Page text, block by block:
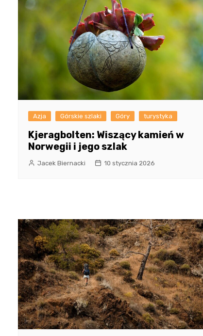
Azja Górskie szlaki Góry turystyka
Kjeragbolten: Wiszący kamień w
Norwegii i jego szlak
Jacek Biernacki 10 stycznia 2026